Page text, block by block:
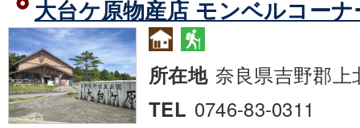
大台ケ原物産店 モンベルコーナ
所在地 奈良県吉野郡上
TEL 0746-83-0311